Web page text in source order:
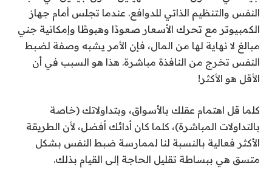
النفس والتنظيم الذاتي للدوافع. عندما تجلس أمام جهاز
الكمبيوتر مع تحرك الأسعار صعودًا وهبوطًا وإمكانية جني
مبالغ لا نهاية لها من المال، فإن الأمر يشبه وصفة لضبط
النفس تخرج من النافذة مباشرة. هذا هو السبب في أن
الأقل هو الأكثر!
كلما قل اهتمام عقلك بالأسواق، وبتداولاتك (خاصة
بالتداولات المباشرة)، كلما كان أدائك أفضل، لأن الطريقة
الأكثر فعالية بالنسبة لنا لممارسة ضبط النفس بشكل
متسق هي ببساطة تقليل الحاجة إلى القيام بذلك.